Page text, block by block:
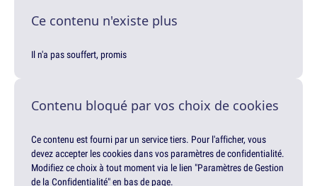
Ce contenu n'existe plus
Il n'a pas souffert, promis
Contenu bloqué par vos choix de cookies
Ce contenu est fourni par un service tiers. Pour l'afficher, vous
devez accepter les cookies dans vos paramètres de confidentialité.
Modifiez ce choix à tout moment via le lien "Paramètres de Gestion
de la Confidentialité" en bas de page.